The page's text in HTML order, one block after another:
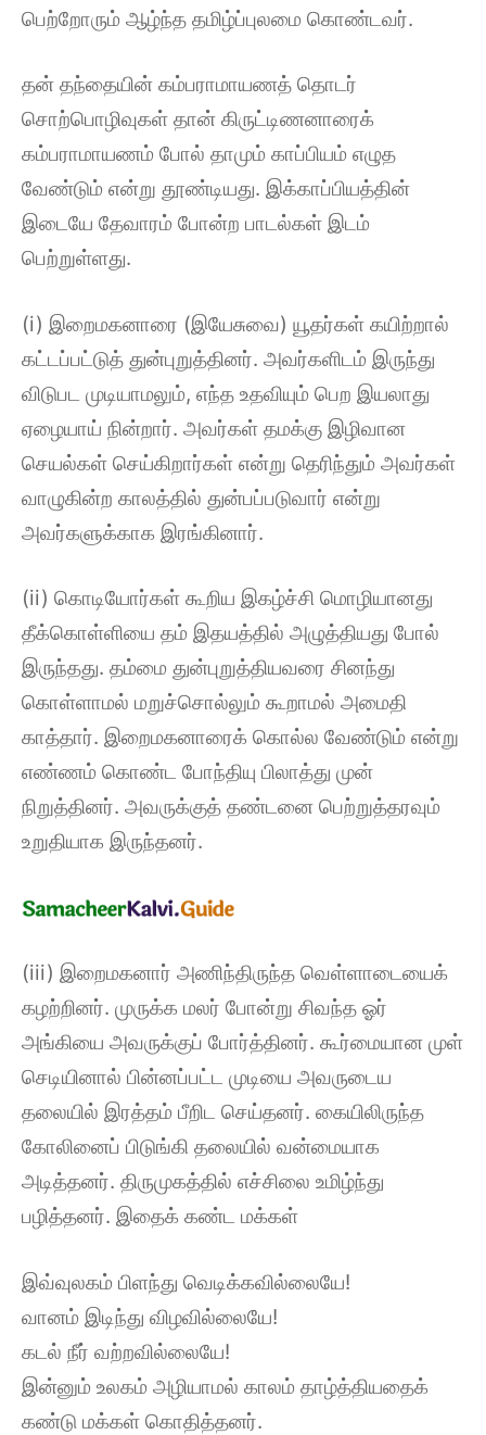
பெற்றோரும் ஆழ்ந்த தமிழ்ப்புலமை கொண்டவர்.
தன் தந்தையின் கம்பராமாயணத் தொடர்
சொற்பொழிவுகள் தான் கிருட்டிணனாரைக்
கம்பராமாயணம் போல் தாமும் காப்பியம் எழுத
வேண்டும் என்று தூண்டியது. இக்காப்பியத்தின்
இடையே தேவாரம் போன்ற பாடல்கள் இடம்
பெற்றுள்ளது.
(i) இறைமகனாரை (இயேசுவை) யூதர்கள் கயிற்றால்
கட்டப்பட்டுத் துன்புறுத்தினர். அவர்களிடம் இருந்து
விடுபட முடியாமலும், எந்த உதவியும் பெற இயலாது
ஏழையாய் நின்றார். அவர்கள் தமக்கு இழிவான
செயல்கள் செய்கிறார்கள் என்று தெரிந்தும் அவர்கள்
வாழுகின்ற காலத்தில் துன்பப்படுவார் என்று
அவர்களுக்காக இரங்கினார்.
(ii) கொடியோர்கள் கூறிய இகழ்ச்சி மொழியானது
தீக்கொள்ளியை தம் இதயத்தில் அழுத்தியது போல்
இருந்தது. தம்மை துன்புறுத்தியவரை சினந்து
கொள்ளாமல் மறுச்சொல்லும் கூறாமல் அமைதி
காத்தார். இறைமகனாரைக் கொல்ல வேண்டும் என்று
எண்ணம் கொண்ட போந்தியு பிலாத்து முன்
நிறுத்தினர். அவருக்குத் தண்டனை பெற்றுத்தரவும்
உறுதியாக இருந்தனர்.
(iii) இறைமகனார் அணிந்திருந்த வெள்ளாடையைக்
கழற்றினர். முருக்க மலர் போன்று சிவந்த ஓர்
அங்கியை அவருக்குப் போர்த்தினர். கூர்மையான முள்
செடியினால் பின்னப்பட்ட முடியை அவருடைய
தலையில் இரத்தம் பீறிட செய்தனர். கையிலிருந்த
கோலினைப் பிடுங்கி தலையில் வன்மையாக
அடித்தனர். திருமுகத்தில் எச்சிலை உமிழ்ந்து
பழித்தனர். இதைக் கண்ட மக்கள்
இவ்வுலகம் பிளந்து வெடிக்கவில்லையே!
வானம் இடிந்து விழவில்லையே!
கடல் நீர் வற்றவில்லையே!
இன்னும் உலகம் அழியாமல் காலம் தாழ்த்தியதைக்
கண்டு மக்கள் கொதித்தனர்.